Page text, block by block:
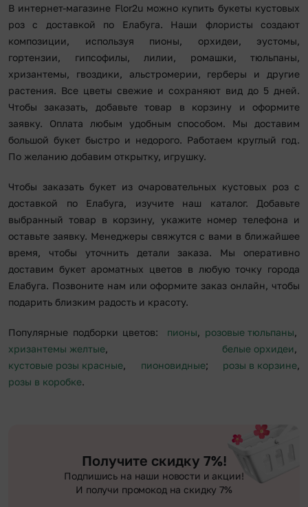
В интернет-магазине Flor2u можно купить букеты кустовых
роз с доставкой по Елабуга. Наши флористы создают
композиции, используя пионы, орхидеи, эустомы,
гортензии, гипсофилы, лилии, ромашки, тюльпаны,
хризантемы, гвоздики, альстромерии, герберы и другие
растения. Все цветы свежие и сохраняют вид до 5 дней.
Чтобы заказать, добавьте товар в корзину и оформите
заявку. Оплата любым удобным способом. Мы доставим
большой букет быстро и недорого. Работаем круглый год.
По желанию добавим открытку, игрушку.
Чтобы заказать букет из очаровательных кустовых роз с
доставкой по Елабуга, изучите наш каталог. Добавьте
выбранный товар в корзину, укажите номер телефона и
оставьте заявку. Менеджеры свяжутся с вами в ближайшее
время, чтобы уточнить детали заказа. Мы оперативно
доставим букет ароматных цветов в любую точку города
Елабуга. Позвоните нам или оформите заказ онлайн, чтобы
подарить близким радость и красоту.
Популярные подборки цветов: пионы, розовые тюльпаны,
хризантемы желтые, белые орхидеи,
кустовые розы красные, пионовидные; розы в корзине,
розы в коробке.
Получите скидку 7%!
Подпишись на наши новости и акции!
И получи промокод на скидку 7%